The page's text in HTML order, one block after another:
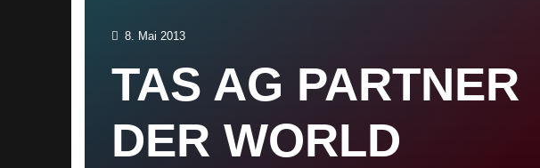
8. Mai 2013
TAS AG PARTNER
DER WORLD